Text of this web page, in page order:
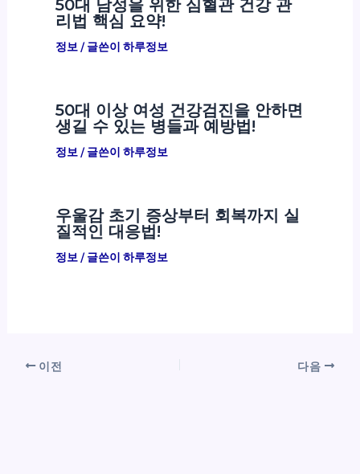
50대 남성을 위한 심혈관 건강 관
리법 핵심 요약!
정보/ 글쓴이 하루정보
50대 이상 여성 건강검진을 안하면
생길 수 있는 병들과 예방법!
정보/ 글쓴이 하루정보
우울감 초기 증상부터 회복까지 실
질적인 대응법!
정보/ 글쓴이 하루정보
이전 다음